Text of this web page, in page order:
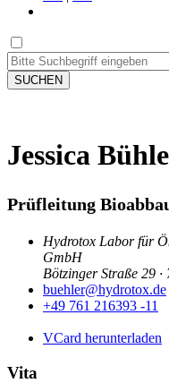
SUCHEN
Jessica
Prüfleitung
Hydrotox Labor für
GmbH
Bötzinger Straße 29
buehler@hydrotox.de
+49 761 216393 -11
VCard herunterladen
Vita